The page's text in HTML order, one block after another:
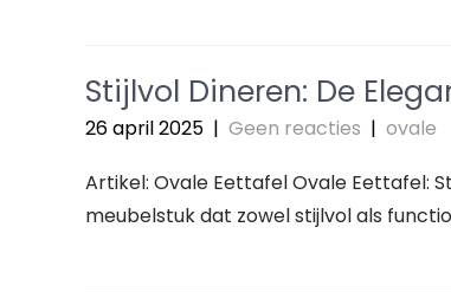
Stijlvol Dineren: De
26 april 2025 | Geen reacties | ovale
Artikel: Ovale Eettafel Ovale Eettafel:
meubelstuk dat zowel stijlvol als